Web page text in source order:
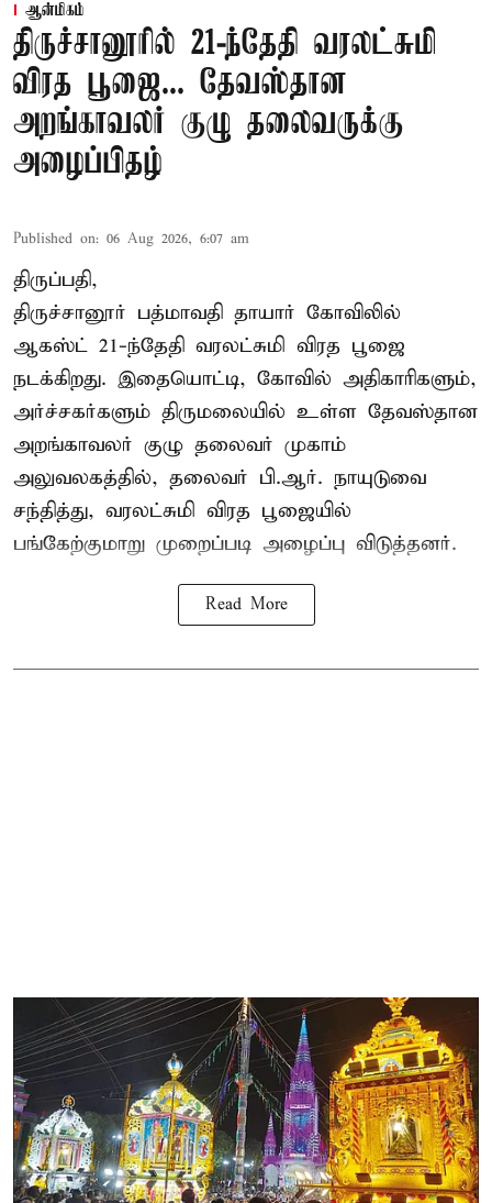
ஆன்மிகம்
திருச்சானூரில் 21-ந்தேதி வரலட்சுமி
விரத பூஜை... தேவஸ்தான
அறங்காவலர் குழு தலைவருக்கு
அழைப்பிதழ்
Published on: 06 Aug 2026, 6:07 am
திருப்பதி,
திருச்சானூர் பத்மாவதி தாயார் கோவிலில்
ஆகஸ்ட் 21-ந்தேதி வரலட்சுமி விரத பூஜை
நடக்கிறது. இதையொட்டி, கோவில் அதிகாரிகளும்,
அர்ச்சகர்களும் திருமலையில் உள்ள தேவஸ்தான
அறங்காவலர் குழு தலைவர் முகாம்
அலுவலகத்தில், தலைவர் பி.ஆர். நாயுடுவை
சந்தித்து, வரலட்சுமி விரத பூஜையில்
பங்கேற்குமாறு முறைப்படி அழைப்பு விடுத்தனர்.
Read More